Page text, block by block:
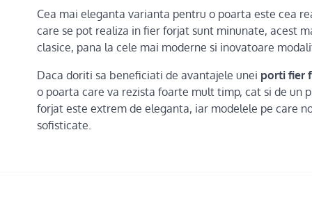
Cea mai eleganta varianta pentru o poarta este cea
care se pot realiza in fier forjat sunt minunate, acest
clasice, pana la cele mai moderne si inovatoare
Daca doriti sa beneficiati de avantajele unei porti fier
o poarta care va rezista foarte mult timp, cat si de un
forjat este extrem de eleganta, iar modelele pe care
sofisticate.